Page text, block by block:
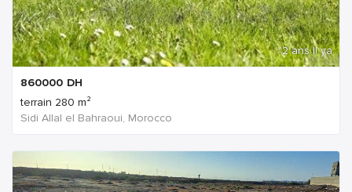
2 ans Il ya
860000 DH
terrain 280 m²
Sidi Allal el Bahraoui, Morocco